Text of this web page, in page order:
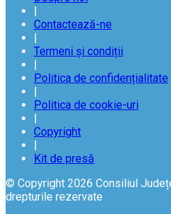
|
Contactează-ne
|
Termeni și condiții
|
Politica de confidențialitate
|
Politica de cookie-uri
|
Copyright
|
Kit de presă
© Copyright 2026 Consiliul
drepturile rezervate